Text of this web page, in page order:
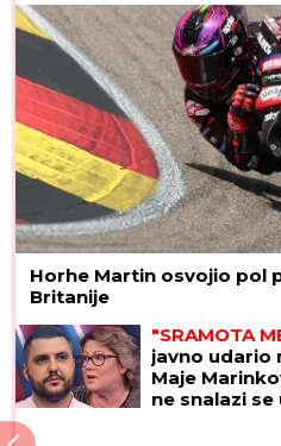
Horhe Martin osvojio pol
Britanije
"SRAMOTA
javno udario
Maje
ne snalazi